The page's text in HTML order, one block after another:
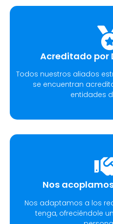
Acreditado por
Todos nuestros aliados
se encuentran
entidades
Nos
Nos adaptamos a los
tenga, ofreciéndole